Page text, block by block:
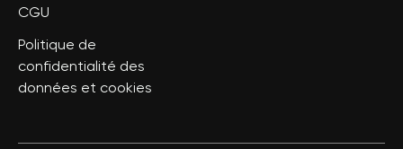
CGU
Politique de
confidentialité des
données et cookies